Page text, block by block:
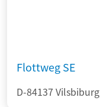
Flottweg SE
D-84137